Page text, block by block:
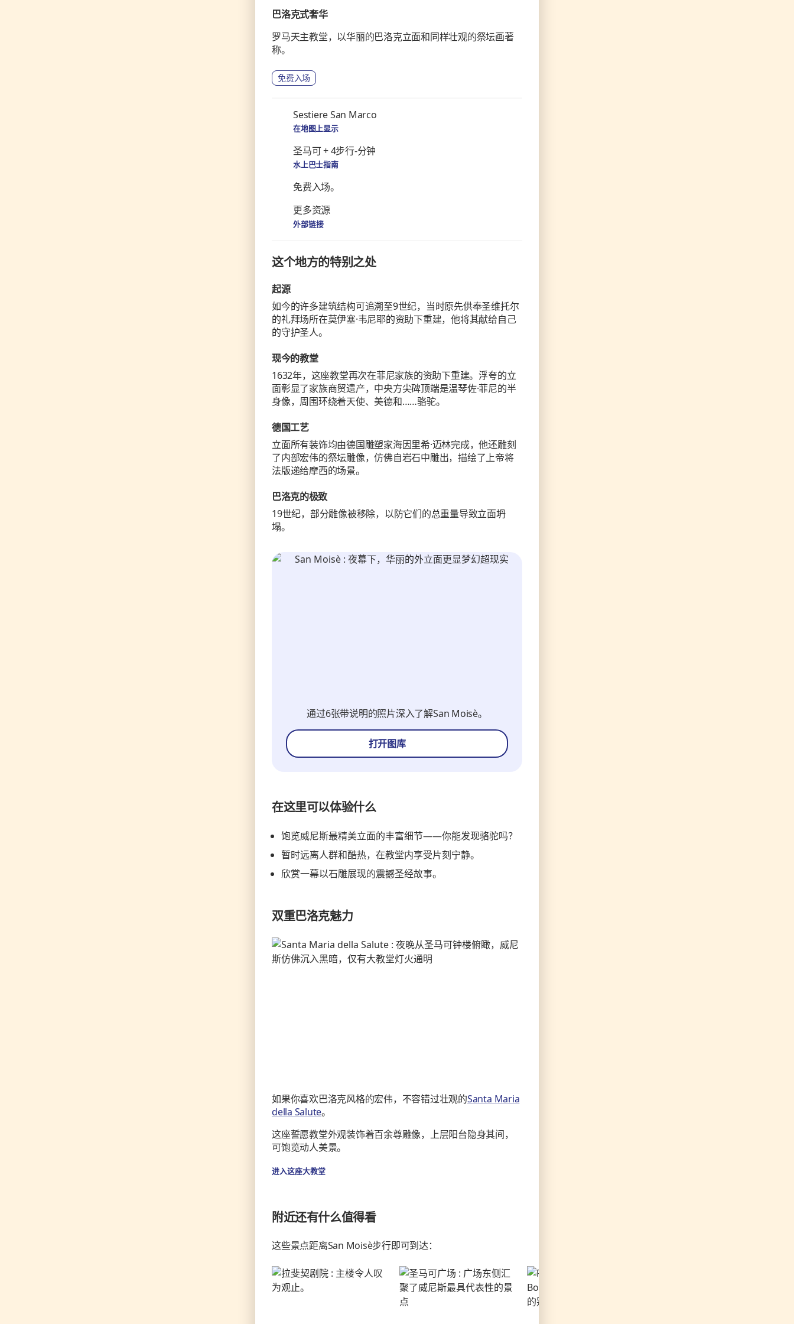
巴洛克式奢华
罗马天主教堂，以华丽的巴洛克立面和同样壮观的祭坛画著
称。
免费入场
Sestiere San Marco
在地图上显示
圣马可 + 4步行-分钟
水上巴士指南
免费入场。
更多资源
外部链接
这个地方的特别之处
起源
如今的许多建筑结构可追溯至9世纪，当时原先供奉圣维托尔
的礼拜场所在莫伊塞·韦尼耶的资助下重建，他将其献给自己
的守护圣人。
现今的教堂
1632年，这座教堂再次在菲尼家族的资助下重建。浮夸的立
面彰显了家族商贸遗产，中央方尖碑顶端是温琴佐·菲尼的半
身像，周围环绕着天使、美德和……骆驼。
德国工艺
立面所有装饰均由德国雕塑家海因里希·迈林完成，他还雕刻
了内部宏伟的祭坛雕像，仿佛自岩石中雕出，描绘了上帝将
法版递给摩西的场景。
巴洛克的极致
19世纪，部分雕像被移除，以防它们的总重量导致立面坍
塌。
通过6张带说明的照片深入了解San Moisè。
打开图库
在这里可以体验什么
饱览威尼斯最精美立面的丰富细节——你能发现骆驼吗？
暂时远离人群和酷热，在教堂内享受片刻宁静。
欣赏一幕以石雕展现的震撼圣经故事。
双重巴洛克魅力
如果你喜欢巴洛克风格的宏伟，不容错过壮观的Santa Maria
della Salute。
这座誓愿教堂外观装饰着百余尊雕像，上层阳台隐身其间，
可饱览动人美景。
进入这座大教堂
附近还有什么值得看
这些景点距离San Moisè步行即可到达：